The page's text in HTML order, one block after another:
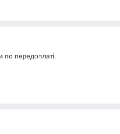
по передоплаті.